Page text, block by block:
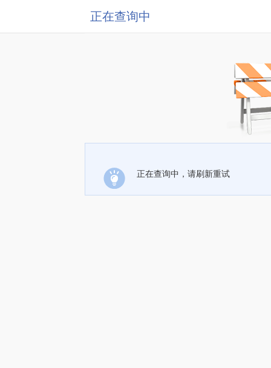
正在查询中
正在查询中，请刷新重试